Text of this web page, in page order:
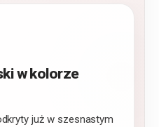
w kolorze
już w szesnastym